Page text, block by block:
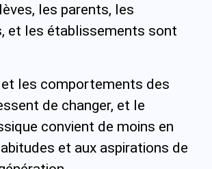
les parents, les
et les établissements sont
et les comportements des
de changer, et le
convient de moins en
et aux aspirations de